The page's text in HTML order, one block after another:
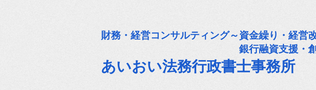
財務・経営コンサルティング～資金繰り・経営
銀行融資支援・創業融
あいおい法務行政書士事務所